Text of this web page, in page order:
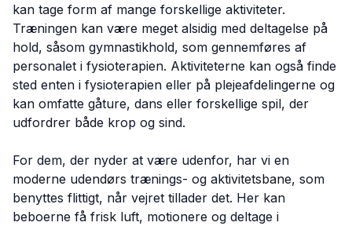
kan tage form af mange forskellige aktiviteter.
Træningen kan være meget alsidig med deltagelse på
hold, såsom gymnastikhold, som gennemføres af
personalet i fysioterapien. Aktiviteterne kan også finde
sted enten i fysioterapien eller på plejeafdelingerne og
kan omfatte gåture, dans eller forskellige spil, der
udfordrer både krop og sind.
For dem, der nyder at være udenfor, har vi en
moderne udendørs trænings- og aktivitetsbane, som
benyttes flittigt, når vejret tillader det. Her kan
beboerne få frisk luft, motionere og deltage i